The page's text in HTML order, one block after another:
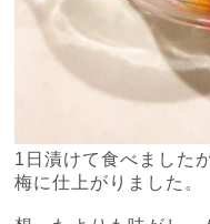
1 日漬けて食べました
梅に仕上がりました。